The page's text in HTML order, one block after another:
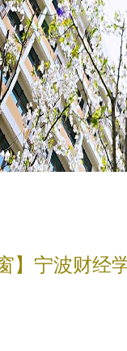
】宁波财